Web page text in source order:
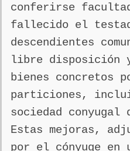
conferirse
fallecido el
descendientes
libre disposición
bienes concretos
particiones,
sociedad
Estas mejoras,
por el cónyuge en